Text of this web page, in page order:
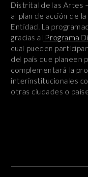
Distrital de las Artes
al plan de acción de
Entidad. La
gracias al Programa
cual pueden
del país que planeen
complementará la
interinstitucionales
otras ciudades o